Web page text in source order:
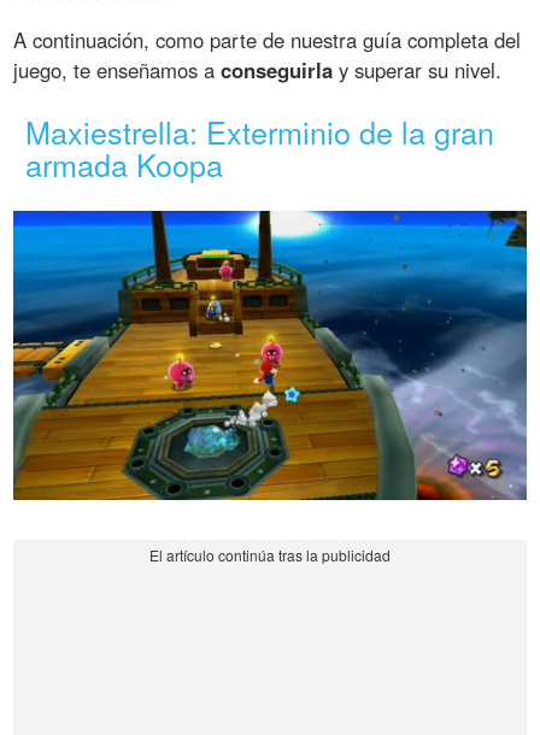
A continuación, como parte de nuestra guía completa del
juego, te enseñamos aconseguirla y superar su nivel.
Maxiestrella: Exterminio de la gran
armada Koopa